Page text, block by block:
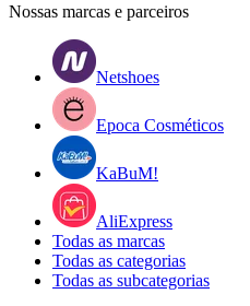
Nossas marcas e parceiros
Netshoes
Epoca Cosméticos
KaBuM!
AliExpress
Todas as marcas
Todas as categorias
Todas as subcategorias